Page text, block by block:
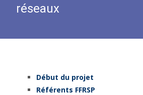
réseaux
Début du projet
Référents FFRSP